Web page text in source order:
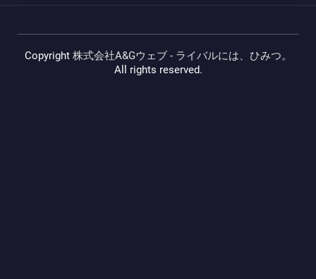
Copyright 株式会社A&Gウェブ - ライバルには、ひみつ。
All rights reserved.